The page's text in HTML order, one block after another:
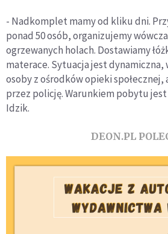
- Nadkomplet mamy od kliku dni.
ponad 50 osób, organizujemy
ogrzewanych holach. Dostawiamy
materace. Sytuacja jest dynamiczna,
osoby z ośrodków opieki
przez policję. Warunkiem pobytu
Idzik.
DEON.PL